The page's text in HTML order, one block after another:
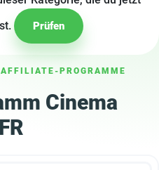
Prüfen
PROGRAMME
Cinema